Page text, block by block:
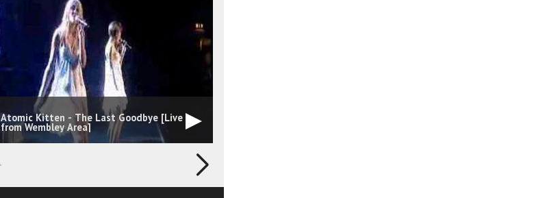
Atomic Kitten - The Last Goodbye [Live
from Wembley Area]